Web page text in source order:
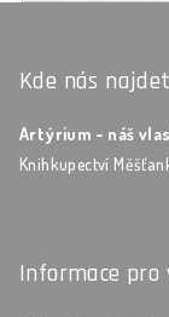
Kde nás
Artýrium - náš
Knihkupectví
Informace pro